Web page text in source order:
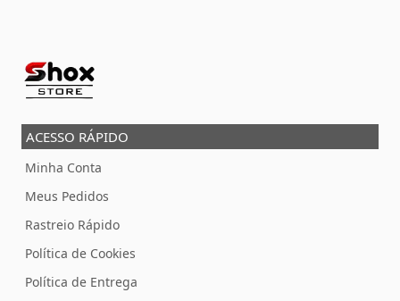
ACESSO RÁPIDO
Minha Conta
Meus Pedidos
Rastreio Rápido
Política de Cookies
Política de Entrega